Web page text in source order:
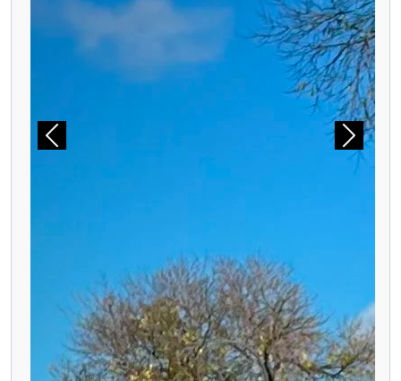
Précédent Suivant